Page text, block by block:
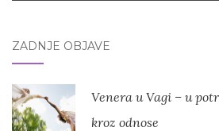
ZADNJE OBJAVE
Venera u Vagi – u
kroz odnose